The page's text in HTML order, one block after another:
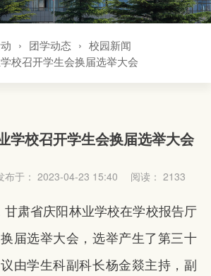
团学动态
校园新闻
校召开学生会换届选举大会
学校召开学生会换届选举大会
布于： 2023-04-23 15:40 阅读： 2133
甘肃省庆阳林业学校在学校报告厅
届选举大会，选举产生了第三十
由学生科副科长杨金燚主持，副